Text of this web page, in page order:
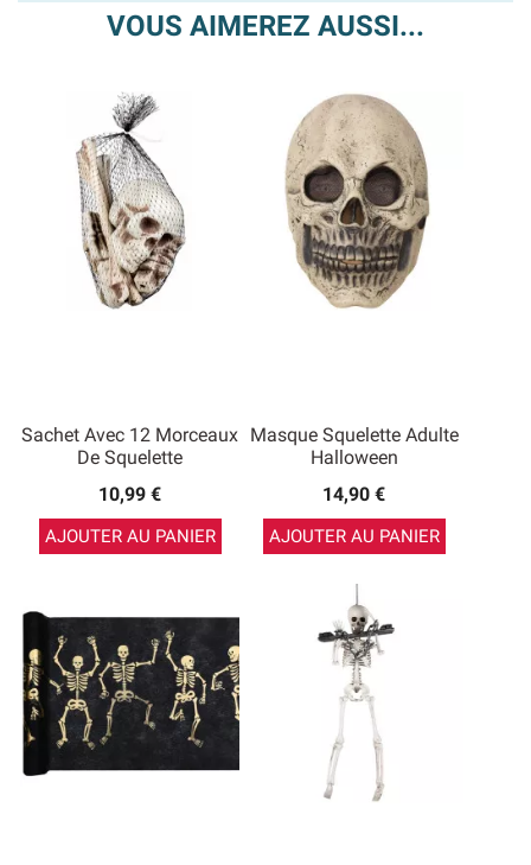
VOUS AIMEREZ AUSSI...
Sachet Avec 12 Morceaux
De Squelette
10,99 €
AJOUTER AU PANIER
Masque Squelette Adulte
Halloween
14,90 €
AJOUTER AU PANIER